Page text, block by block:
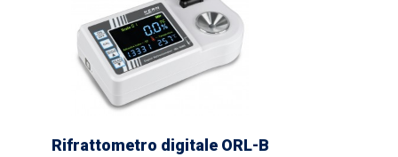
Rifrattometro digitale ORL-B